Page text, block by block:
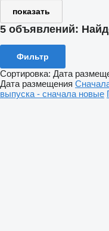
показать
5 объявлений:
Фильтр
Сортировка: Дата
Дата размещения
выпуска - сначала новые